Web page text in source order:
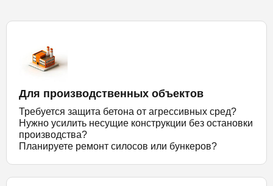
Для производственных объектов
Требуется защита бетона от агрессивных сред?
Нужно усилить несущие конструкции без остановки
производства?
Планируете ремонт силосов или бункеров?